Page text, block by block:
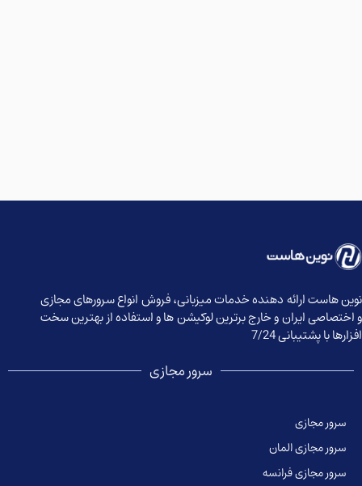
هاست ارائه دهنده خدمات میزبانی، فروش انواع سرورهای مجازی
اختصاصی ایران و خارج برترین لوکیشن ها و استفاده از بهترین سخت
با پشتیبانی 7/24
سرور مجازی
سرور مجازی
سرور مجازی المان
سرور مجازی فرانسه